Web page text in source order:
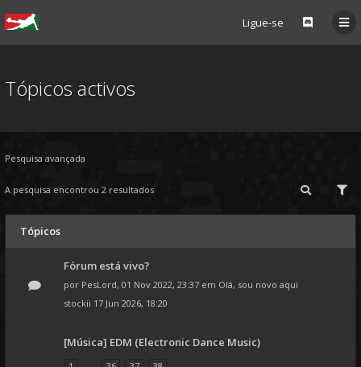
Ligue-se
Tópicos activos
Pesquisa avançada
A pesquisa encontrou 2 resultados
Tópicos
Fórum está vivo?
por PesLord, 01 Nov 2022, 23:37 em Olá, sou novo aqui
stockii 17 Jun 2026, 18:20
[Música] EDM (Electronic Dance Music)